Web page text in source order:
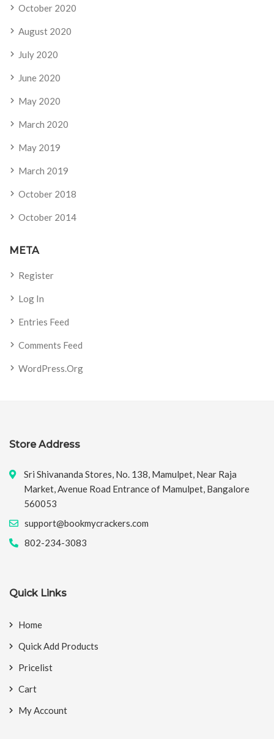
October 2020
August 2020
July 2020
June 2020
May 2020
March 2020
May 2019
March 2019
October 2018
October 2014
META
Register
Log In
Entries Feed
Comments Feed
WordPress.org
Store Address
Sri Shivananda Stores, No. 138, Mamulpet, Near Raja
Market, Avenue Road Entrance of Mamulpet, Bangalore
560053
support@bookmycrackers.com
802-234-3083
Quick Links
Home
Quick Add Products
Pricelist
Cart
My Account